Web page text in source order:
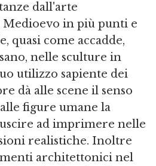
dall'arte
in più punti e
quasi come accadde,
nelle sculture in
utilizzo sapiente dei
dà alle scene il senso
figure umane la
ad imprimere nelle
realistiche. Inoltre
architettonici nel